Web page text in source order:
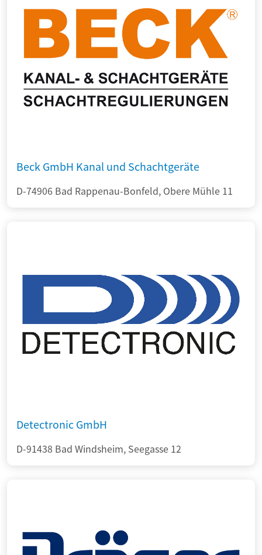
Beck GmbH Kanal und Schachtgeräte
D-74906 Bad Rappenau-Bonfeld, Obere Mühle 11
Detectronic GmbH
D-91438 Bad Windsheim, Seegasse 12